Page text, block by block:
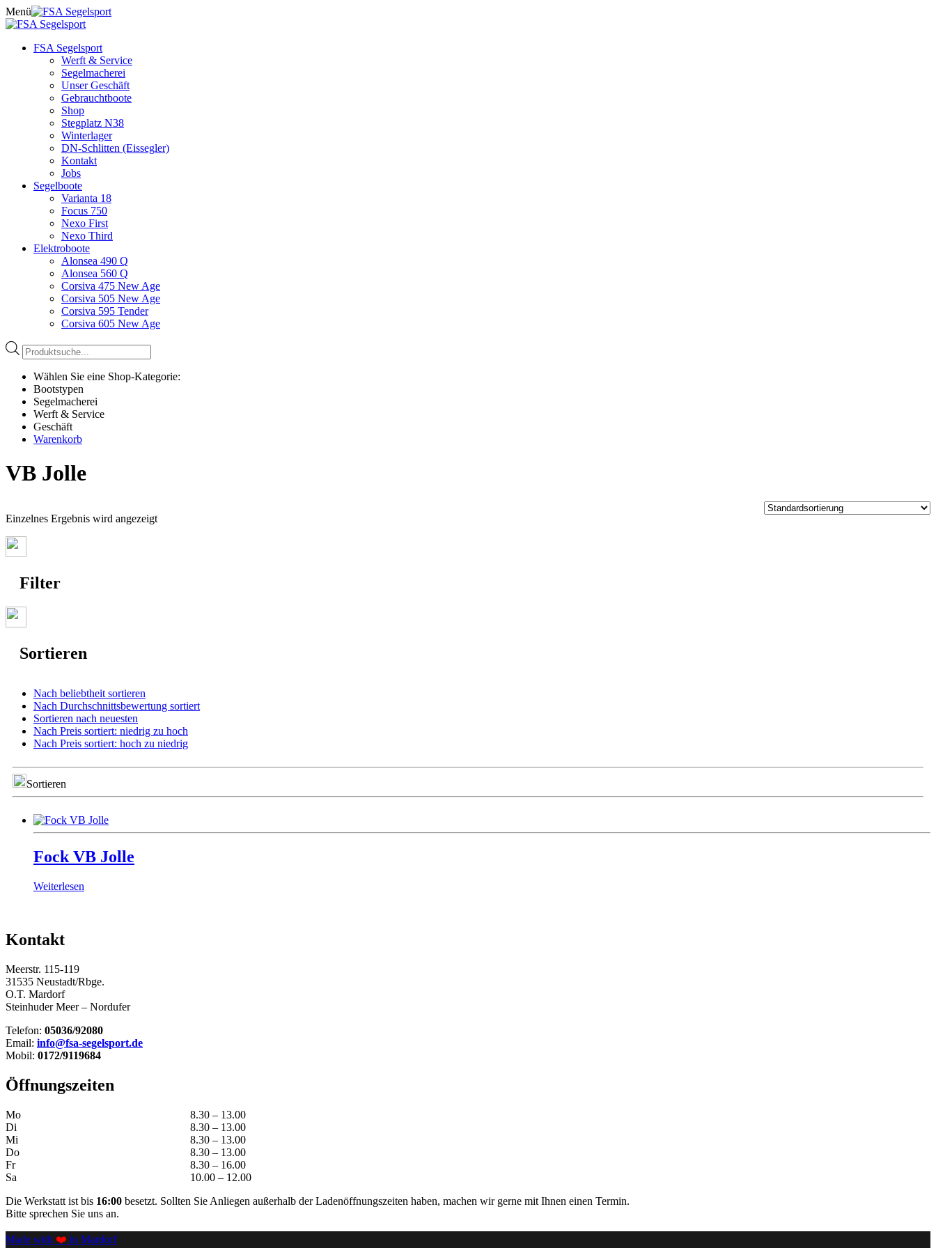
Skip
to
Menü
FSA Segelsport
Werft & Service
Segelmacherei
Unser Geschäft
Gebrauchtboote
Shop
Stegplatz N38
Winterlager
DN-Schlitten (Eissegler)
Kontakt
Jobs
Segelboote
Varianta 18
Focus 750
Nexo First
Nexo Third
Elektroboote
Alonsea 490 Q
Alonsea 560 Q
Corsiva 475 New Age
Corsiva 505 New Age
Corsiva 595 Tender
Corsiva 605 New Age
Products
search
Wählen Sie eine Shop-Kategorie:
Bootstypen
Segelmacherei
Werft & Service
Geschäft
Warenkorb
VB Jolle
Einzelnes Ergebnis wird angezeigt
Filter
Sortieren
Nach beliebtheit sortieren
Nach Durchschnittsbewertung sortiert
Sortieren nach neuesten
Nach Preis sortiert: niedrig zu hoch
Nach Preis sortiert: hoch zu niedrig
Sortieren
Fock VB Jolle
Weiterlesen
Kontakt
Meerstr. 115-119
31535 Neustadt/Rbge.
O.T. Mardorf
Steinhuder Meer – Nordufer
Telefon: 05036/92080
Email: info@fsa-segelsport.de
Mobil: 0172/9119684
Öffnungszeiten
Mo
8.30 – 13.00
Di
8.30 – 13.00
Mi
8.30 – 13.00
Do
8.30 – 13.00
Fr
8.30 – 16.00
Sa
10.00 – 12.00
Die Werkstatt ist bis 16:00 besetzt. Sollten Sie Anliegen außerhalb der Ladenöffnungszeiten haben, machen wir gerne mit Ihnen einen Termin.
Bitte sprechen Sie uns an.
Made with ❤️ in Mardorf